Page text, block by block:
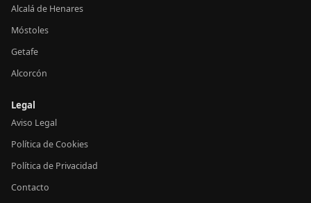
Alcalá de Henares
Móstoles
Getafe
Alcorcón
Legal
Aviso Legal
Política de Cookies
Política de Privacidad
Contacto